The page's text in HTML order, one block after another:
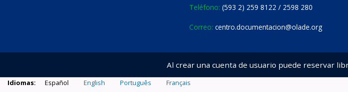
Teléfono: (593 2) 259 8122 / 2598 280
Correo: centro.documentacion@olade.org
Al crear una cuenta de usuario puede reservar
Idiomas: Español English Português Français